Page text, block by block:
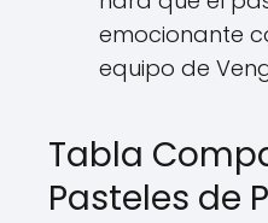
emocionante
equipo de
Tabla
Pasteles de